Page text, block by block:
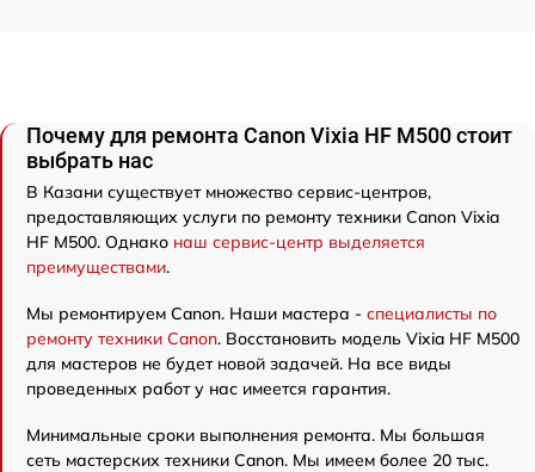
Почему для ремонта Canon Vixia HF M500 стоит
выбрать нас
В Казани существует множество сервис-центров,
предоставляющих услуги по ремонту техники Canon Vixia
HF M500. Однако наш сервис-центр выделяется
преимуществами.
Мы ремонтируем Canon. Наши мастера - специалисты по
ремонту техники Canon. Восстановить модель Vixia HF M500
для мастеров не будет новой задачей. На все виды
проведенных работ у нас имеется гарантия.
Минимальные сроки выполнения ремонта. Мы большая
сеть мастерских техники Canon. Мы имеем более 20 тыс.